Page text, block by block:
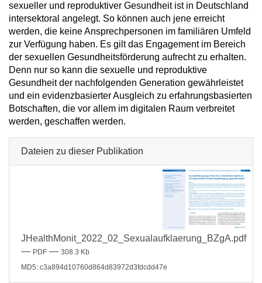
sexueller und reproduktiver Gesundheit ist in Deutschland
intersektoral angelegt. So können auch jene erreicht
werden, die keine Ansprechpersonen im familiären Umfeld
zur Verfügung haben. Es gilt das Engagement im Bereich
der sexuellen Gesundheitsförderung aufrecht zu erhalten.
Denn nur so kann die sexuelle und reproduktive
Gesundheit der nachfolgenden Generation gewährleistet
und ein evidenzbasierter Ausgleich zu erfahrungsbasierten
Botschaften, die vor allem im digitalen Raum verbreitet
werden, geschaffen werden.
Dateien zu dieser Publikation
JHealthMonit_2022_02_Sexualaufklaerung_BZgA.pdf
— PDF — 308.3 Kb
MD5: c3a894d10760d864d83972d3fdcdd47e